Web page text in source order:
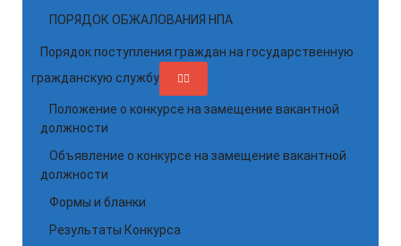
ПОРЯДОК ОБЖАЛОВАНИЯ НПА
Порядок поступления граждан на государственную
гражданскую службу
Положение о конкурсе на замещение вакантной
должности
Объявление о конкурсе на замещение вакантной
должности
Формы и бланки
Результаты Конкурса